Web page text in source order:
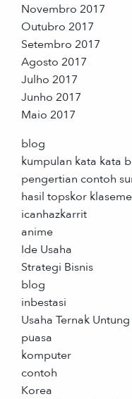
Novembro 2017
Outubro 2017
Setembro 2017
Agosto 2017
Julho 2017
Junho 2017
Maio 2017
blog
kumpulan kata kata
pengertian contoh
hasil topskor
icanhazkarrit
anime
Ide Usaha
Strategi Bisnis
blog
inbestasi
Usaha Ternak
puasa
komputer
contoh
Korea